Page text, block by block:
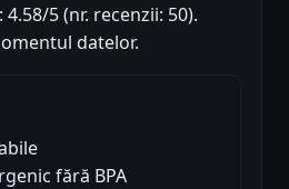
5 (nr. recenzii: 50).
datelor.
fără BPA